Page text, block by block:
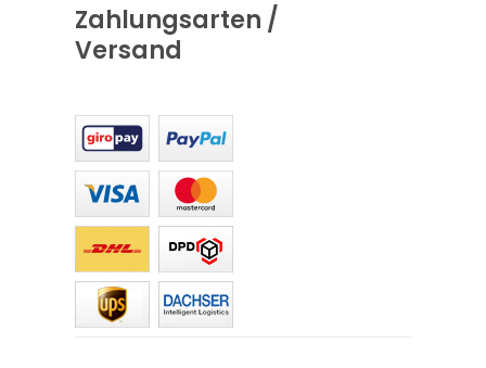
Zahlungsarten /
Versand